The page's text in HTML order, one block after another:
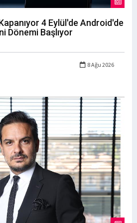
4 Eylül'de Android'de
Dönemi Başlıyor
8 Ağu 2026